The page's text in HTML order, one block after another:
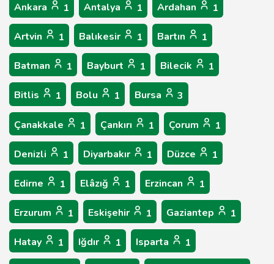
Ankara 1 Antalya 1 Ardahan 1
Artvin 1 Balıkesir 1 Bartın 1
Batman 1 Bayburt 1 Bilecik 1
Bitlis 1 Bolu 1 Bursa 3
Çanakkale 1 Çankırı 1 Çorum 1
Denizli 1 Diyarbakır 1 Düzce 1
Edirne 1 Elâzığ 1 Erzincan 1
Erzurum 1 Eskişehir 1 Gaziantep 1
Hatay 1 Iğdır 1 Isparta 1